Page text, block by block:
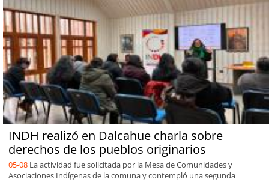
INDH realizó en Dalcahue charla sobre
derechos de los pueblos originarios
05-08 La actividad fue solicitada por la Mesa de Comunidades y
Asociaciones Indígenas de la comuna y contempló una segunda